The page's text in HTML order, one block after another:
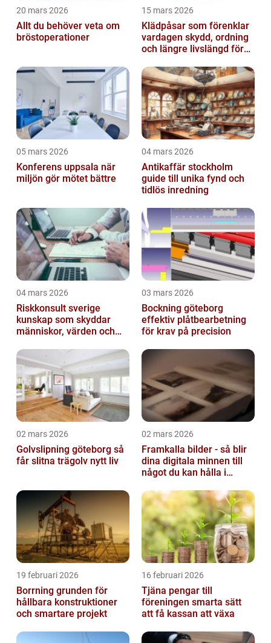
20 mars 2026
Allt du behöver veta om
bröstoperationer
15 mars 2026
Klädpåsar som förenklar
vardagen skydd, ordning
och längre livslängd för
05 mars 2026
Konferens uppsala när
miljön gör mötet bättre
04 mars 2026
Antikaffär stockholm
guide till unika fynd och
tidlös inredning
04 mars 2026
Riskkonsult sverige
kunskap som skyddar
människor, värden och
03 mars 2026
Bockning göteborg
effektiv plåtbearbetning
för krav på precision
02 mars 2026
Golvslipning göteborg så
får slitna trägolv nytt liv
02 mars 2026
Framkalla bilder - så blir
dina digitala minnen till
något du kan hålla i
19 februari 2026
Borrning grunden för
hållbara konstruktioner
och smartare projekt
16 februari 2026
Tjäna pengar till
föreningen smarta sätt
att få kassan att växa